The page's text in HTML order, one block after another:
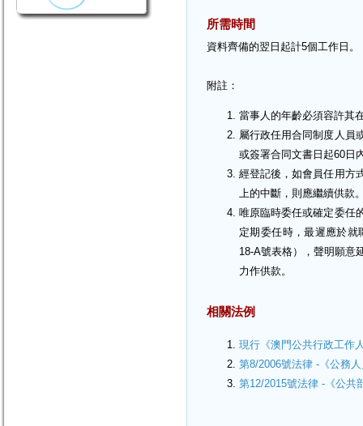
所需時間
資料齊備的翌日起計5個工作日
附註：
當事人的年齡必須容許其
屬行政任用合同制度人員
或簽署合同文書日起60日
經登記後，如會員任用方
上的中斷，則應繼續供款
唯原臨時委任或確定委任
定期委任時，最遲應於
18-A號表格），聲明願意
力作供款。
相關法例
現行《澳門公共行政工作
第8/2006號法律 -《公務
第12/2015號法律 -《公共